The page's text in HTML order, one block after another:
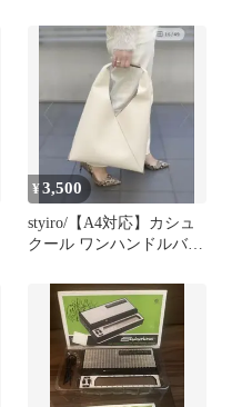
¥3,500
styiro/【A4対応】カシュ
クール ワンハンドルバッ